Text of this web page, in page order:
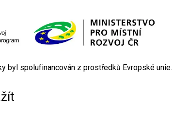
byl spolufinancován z prostředků Evropské unie.